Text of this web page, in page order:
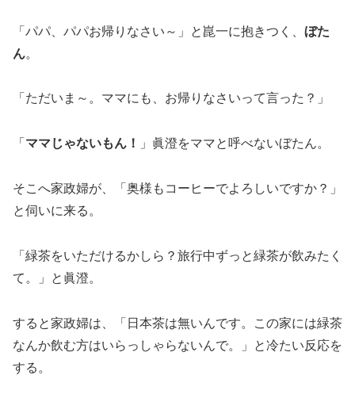
「パパ、パパお帰りなさい～」と崑一に抱きつく、 ぼた
ん。
「ただいま～。ママにも、お帰りなさいって言った？」
「 ママじゃないもん！ 」眞澄をママと呼べないぼたん。
そこへ家政婦が、「奥様もコーヒーでよろしいですか？」
と伺いに来る。
「緑茶をいただけるかしら？旅行中ずっと緑茶が飲みたく
て。」と眞澄。
すると家政婦は、「日本茶は無いんです。この家には緑茶
なんか飲む方はいらっしゃらないんで。」と冷たい反応を
する。